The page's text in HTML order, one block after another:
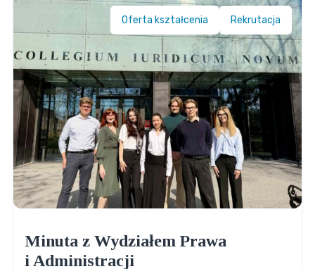
Oferta kształcenia Rekrutacja
Minuta z Wydziałem Prawa
i Administracji